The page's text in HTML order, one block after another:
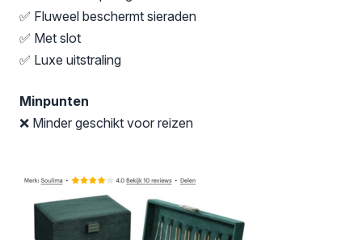
✅ Fluweel beschermt sieraden
✅ Met slot
✅ Luxe uitstraling
Minpunten
❌ Minder geschikt voor reizen